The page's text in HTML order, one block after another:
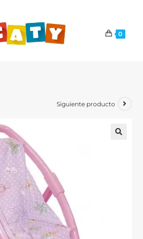
0
Siguiente producto